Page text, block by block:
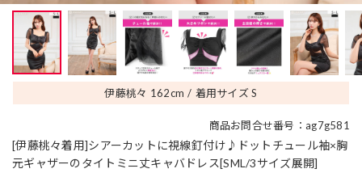
伊藤桃々 162cm 着用サイズ S
商品お問合せ番号：ag7g581
[伊藤桃々着用]シアーカットに視線釘付け♪ドットチュール袖×胸
元ギャザーのタイトミニ丈キャバドレス[SML/3サイズ展開]